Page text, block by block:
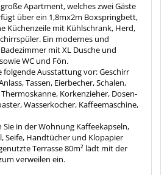
Apartment, welches zwei Gäste
über ein 1,8mx2m Boxspringbett,
Küchenzeile mit Kühlschrank, Herd,
Ein modernes und
mit XL Dusche und
WC und Fön.
folgende Ausstattung vor: Geschirr
Tassen, Eierbecher, Schalen,
Korkenzieher, Dosen-
Wasserkocher, Kaffeemaschine,
in der Wohnung Kaffeekapseln,
Seife, Handtücher und Klopapier
Terrasse 80m² lädt mit der
verweilen ein.